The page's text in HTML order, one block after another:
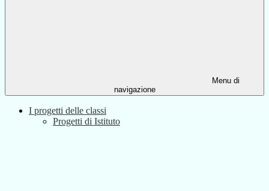
Menu di
navigazione
I progetti delle classi
Progetti di Istituto